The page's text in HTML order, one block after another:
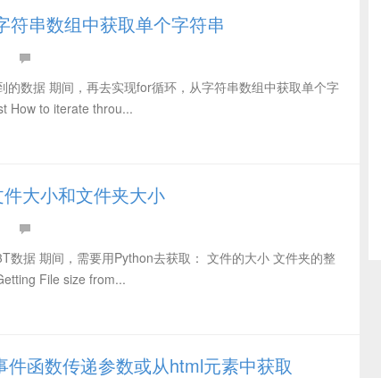
符串数组中获取单个字符串
数据 期间，再去实现for循环，从字符串数组中获取单个字
How to iterate throu...
件大小和文件夹大小
数据 期间，需要用Python去获取： 文件的大小 文件夹的整
File size from...
件函数传递参数或从html元素中获取